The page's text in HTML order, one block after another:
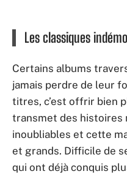
Les classiques
Certains albums
jamais perdre de leur
titres, c’est offrir bien
transmet des histoires
inoubliables et cette
et grands. Difficile de
qui ont déjà conquis